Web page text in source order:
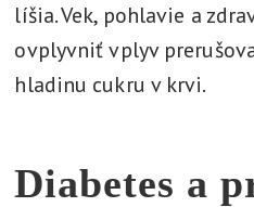
líšia. Vek, pohlavie a
ovplyvniť vplyv
hladinu cukru v krvi.
Diabetes a